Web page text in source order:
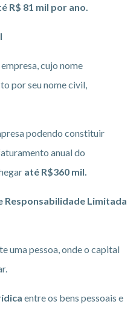
R$ 81 mil por ano.
cujo nome
por seu nome civil,
podendo constituir
anual do
até R$360 mil.
Responsabilidade Limitada
uma pessoa, onde o capital
entre os bens pessoais e